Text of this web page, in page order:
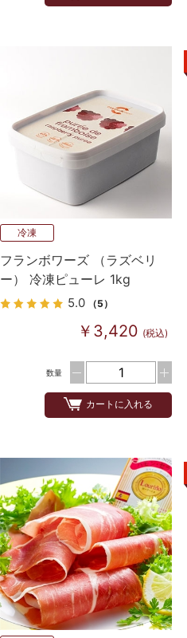
冷凍
フランボワーズ （ラズベリ
ー） 冷凍ピューレ 1kg
5.0 （5）
￥3,420 (税込)
数量
カートに入れる